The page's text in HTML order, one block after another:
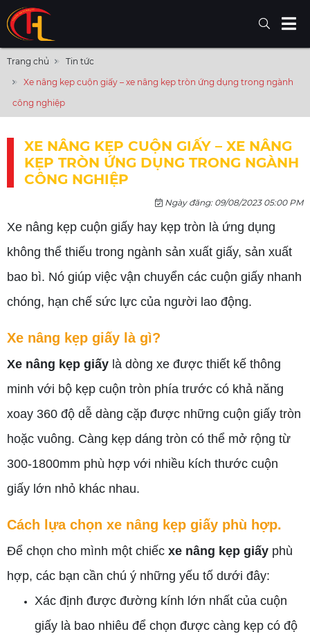
Trang chủ
Tin tức
Xe nâng kẹp cuộn giấy – xe nâng kẹp tròn ứng dụng trong ngành
công nghiệp
XE NÂNG KẸP CUỘN GIẤY – XE NÂNG
KẸP TRÒN ỨNG DỤNG TRONG NGÀNH
CÔNG NGHIỆP
Ngày đăng: 09/08/2023 05:00 PM
Xe nâng kẹp cuộn giấy hay kẹp tròn là ứng dụng
không thể thiếu trong ngành sản xuất giấy, sản xuất
bao bì. Nó giúp việc vận chuyển các cuộn giấy nhanh
chóng, hạn chế sức lực của người lao động.
Xe nâng kẹp giấy là gì?
Xe nâng kẹp giấy là dòng xe được thiết kế thông
minh với bộ kẹp cuộn tròn phía trước có khả năng
xoay 360 độ dễ dàng cặp được những cuộn giấy tròn
hoặc vuông. Càng kẹp dáng tròn có thể mở rộng từ
300-1800mm phù hợp với nhiều kích thước cuộn
giấy lớn nhỏ khác nhau.
Cách lựa chọn xe nâng kẹp giấy phù hợp.
Để chọn cho mình một chiếc xe nâng kẹp giấy phù
hợp, các bạn cần chú ý những yếu tố dưới đây:
Xác định được đường kính lớn nhất của cuộn
giấy là bao nhiêu để chọn được càng kẹp có độ